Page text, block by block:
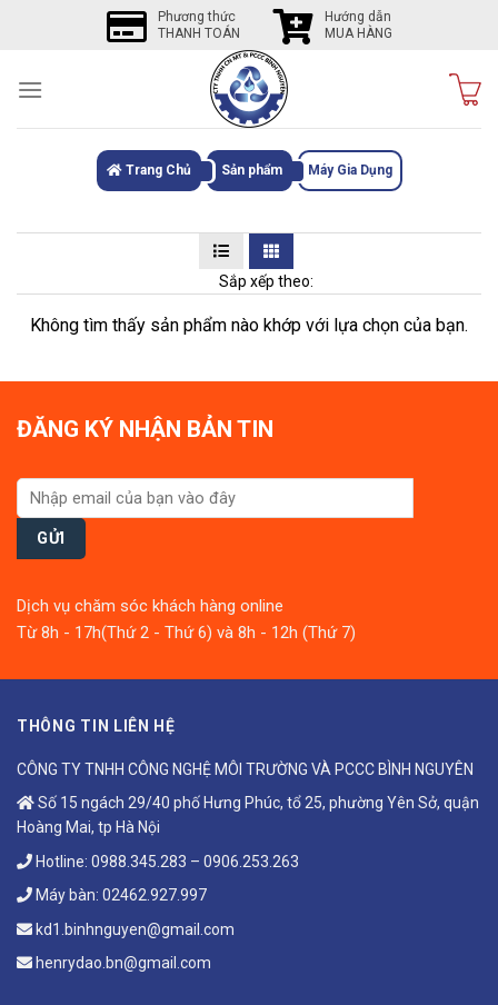
Phương thức
THANH TOÁN
Hướng dẫn
MUA HÀNG
Trang Chủ Sản phẩm Máy Gia Dụng
Sắp xếp theo:
Không tìm thấy sản phẩm nào khớp với lựa chọn của bạn.
ĐĂNG KÝ NHẬN BẢN TIN
Dịch vụ chăm sóc khách hàng online
Từ 8h - 17h(Thứ 2 - Thứ 6) và 8h - 12h (Thứ 7)
THÔNG TIN LIÊN HỆ
CÔNG TY TNHH CÔNG NGHỆ MÔI TRƯỜNG VÀ PCCC BÌNH NGUYÊN
Số 15 ngách 29/40 phố Hưng Phúc, tổ 25, phường Yên Sở, quận
Hoàng Mai, tp Hà Nội
Hotline: 0988.345.283 – 0906.253.263
Máy bàn: 02462.927.997
kd1.binhnguyen@gmail.com
henrydao.bn@gmail.com